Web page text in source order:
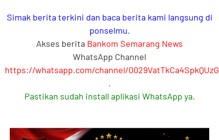
Simak berita terkini dan baca berita kami langsung di
ponselmu.
Akses berita Bankom Semarang News
WhatsApp Channel
https://whatsapp.com/channel/
.
Pastikan sudah install aplikasi WhatsApp ya.